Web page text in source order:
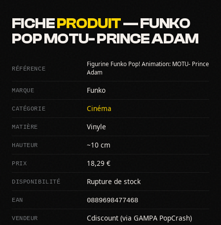
FICHEPRODUIT— FUNKO
POP MOTU- PRINCE ADAM
RÉFÉRENCE
Figurine Funko Pop! Animation: MOTU- Prince
Adam
MARQUE Funko
CATÉGORIE Cinéma
MATIÈRE Vinyle
HAUTEUR ~10 cm
PRIX 18,29 €
DISPONIBILITÉ Rupture de stock
EAN 0889698477468
VENDEUR Cdiscount (via GAMPA PopCrash)